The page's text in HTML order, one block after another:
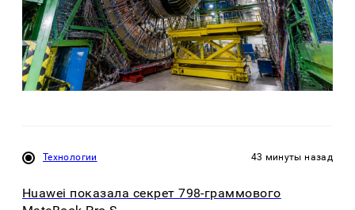
Технологии 43 минуты назад
Huawei показала секрет 798-граммового